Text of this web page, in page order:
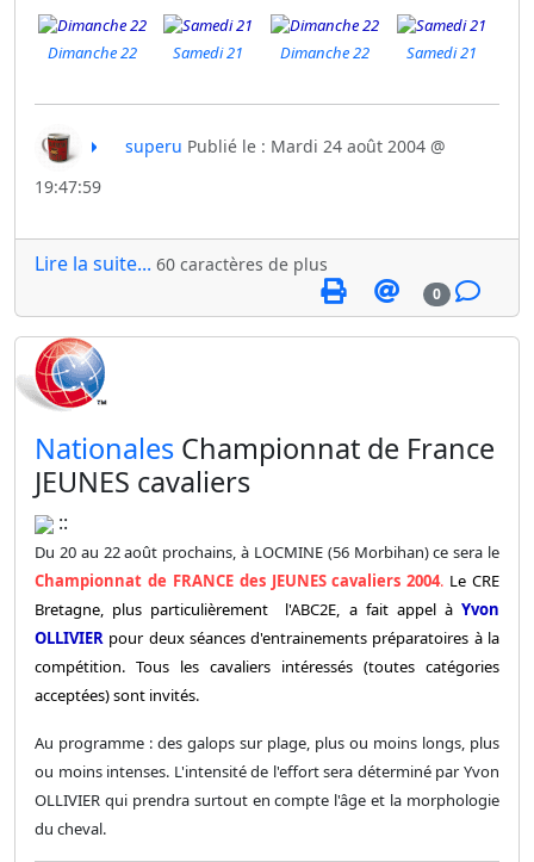
Dimanche 22 Samedi 21 Dimanche 22 Samedi 21
superu Publié le : Mardi 24 août 2004 @
19:47:59
Lire la suite... 60 caractères de plus
0
​Nationales Championnat de France
JEUNES cavaliers
::
Du 20 au 22 août prochains, à LOCMINE (56 Morbihan) ce sera le
Championnat de FRANCE des JEUNES cavaliers 2004. Le CRE
Bretagne, plus particulièrement l'ABC2E, a fait appel à Yvon
OLLIVIER pour deux séances d'entrainements préparatoires à la
compétition. Tous les cavaliers intéressés (toutes catégories
acceptées) sont invités.
Au programme : des galops sur plage, plus ou moins longs, plus
ou moins intenses. L'intensité de l'effort sera déterminé par Yvon
OLLIVIER qui prendra surtout en compte l'âge et la morphologie
du cheval.